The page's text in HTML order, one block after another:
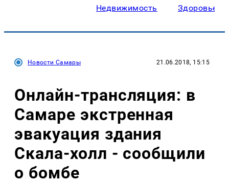
Недвижимость Здоровье
Новости Самары 21.06.2018, 15:15
Онлайн-трансляция: в
Самаре экстренная
эвакуация здания
Скала-холл - сообщили
о бомбе